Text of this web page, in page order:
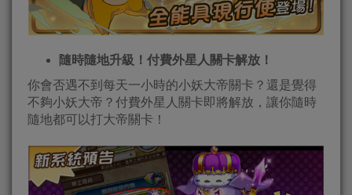
隨時隨地升級！付費外星人關卡解放！
你會否遇不到每天一小時的小妖大帝關卡？還是覺得
不夠小妖大帝？付費外星人關卡即將解放，讓你隨時
隨地都可以打大帝關卡！